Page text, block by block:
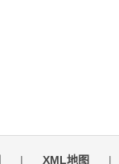
| XML地图 |